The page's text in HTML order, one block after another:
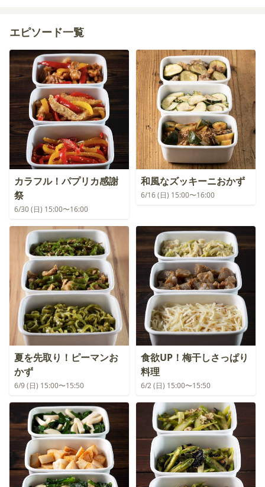
エピソード一覧
カラフル！パプリカ感謝
祭
6/30 (日) 15:00〜16:00
和風なズッキーニおかず
6/16 (日) 15:00〜16:00
夏を先取り！ピーマンお
かず
6/9 (日) 15:00〜15:50
食欲UP！梅干しさっぱり
料理
6/2 (日) 15:00〜15:50